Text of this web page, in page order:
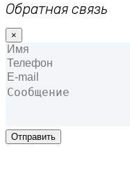
Обратная связь
×
Отправить